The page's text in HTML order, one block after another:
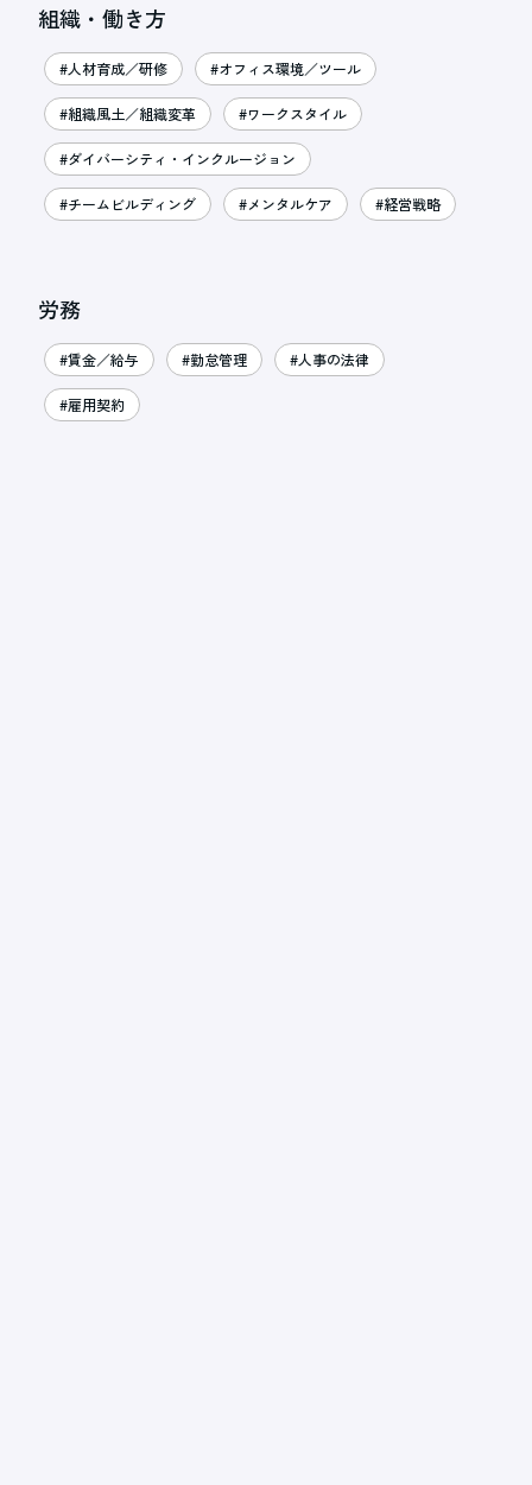
組織・働き方
#人材育成／研修 #オフィス環境／ツール
#組織風土／組織変革 #ワークスタイル
#ダイバーシティ・インクルージョン
#チームビルディング #メンタルケア #経営戦略
労務
#賃金／給与 #勤怠管理 #人事の法律
#雇用契約